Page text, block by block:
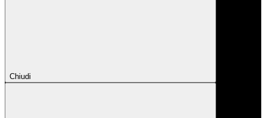
Chiudi